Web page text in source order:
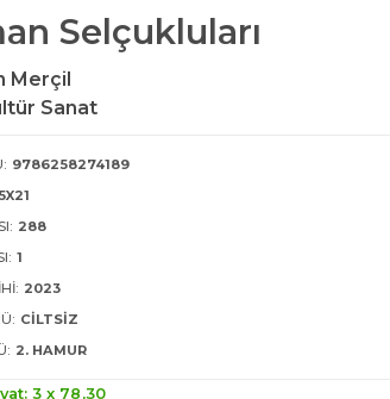
Selçukluları
Merçil
Sanat
9786258274189
288
1
2023
CILTSIZ
2. HAMUR
3 x 78 ,30